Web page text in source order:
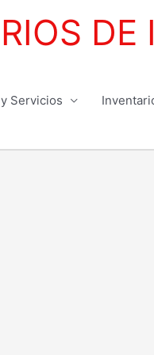
DE
Servicios